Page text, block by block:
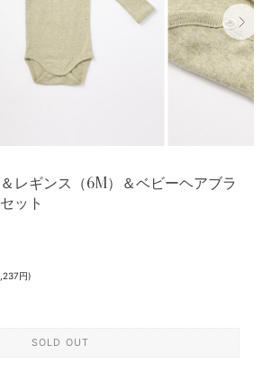
レギンス（6M）＆ベビーヘアブラ
ット
円)
SOLD OUT